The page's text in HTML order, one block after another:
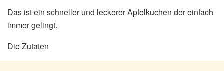
Das ist ein schneller und leckerer Apfelkuchen der einfach
immer gelingt.
Die Zutaten